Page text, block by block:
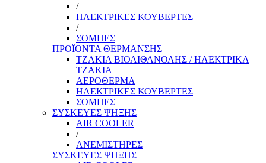
/
ΗΛΕΚΤΡΙΚΕΣ ΚΟΥΒΕΡΤΕΣ
/
ΣΟΜΠΕΣ
ΠΡΟΪΟΝΤΑ ΘΕΡΜΑΝΣΗΣ
ΤΖΑΚΙΑ ΒΙΟΑΙΘΑΝΟΛΗΣ / ΗΛΕΚΤΡΙΚΑ
ΤΖΑΚΙΑ
ΑΕΡΟΘΕΡΜΑ
ΗΛΕΚΤΡΙΚΕΣ ΚΟΥΒΕΡΤΕΣ
ΣΟΜΠΕΣ
ΣΥΣΚΕΥΕΣ ΨΗΞΗΣ
AIR COOLER
/
ΑΝΕΜΙΣΤΗΡΕΣ
ΣΥΣΚΕΥΕΣ ΨΗΞΗΣ